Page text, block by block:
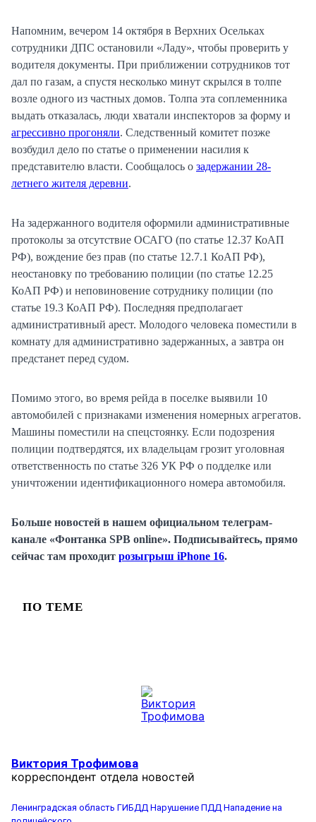
Напомним, вечером 14 октября в Верхних Осельках
сотрудники ДПС остановили «Ладу», чтобы проверить у
водителя документы. При приближении сотрудников тот
дал по газам, а спустя несколько минут скрылся в толпе
возле одного из частных домов. Толпа эта соплеменника
выдать отказалась, люди хватали инспекторов за форму и
агрессивно прогоняли. Следственный комитет позже
возбудил дело по статье о применении насилия к
представителю власти. Сообщалось о задержании 28-
летнего жителя деревни.
На задержанного водителя оформили административные
протоколы за отсутствие ОСАГО (по статье 12.37 КоАП
РФ), вождение без прав (по статье 12.7.1 КоАП РФ),
неостановку по требованию полиции (по статье 12.25
КоАП РФ) и неповиновение сотруднику полиции (по
статье 19.3 КоАП РФ). Последняя предполагает
административный арест. Молодого человека поместили в
комнату для административно задержанных, а завтра он
предстанет перед судом.
Помимо этого, во время рейда в поселке выявили 10
автомобилей с признаками изменения номерных агрегатов.
Машины поместили на спецстоянку. Если подозрения
полиции подтвердятся, их владельцам грозит уголовная
ответственность по статье 326 УК РФ о подделке или
уничтожении идентификационного номера автомобиля.
Больше новостей в нашем официальном телеграм-
канале «Фонтанка SPB online». Подписывайтесь, прямо
сейчас там проходит розыгрыш iPhone 16.
ПО ТЕМЕ
Виктория Трофимова
корреспондент отдела новостей
Ленинградская область ГИБДД Нарушение ПДД Нападение на